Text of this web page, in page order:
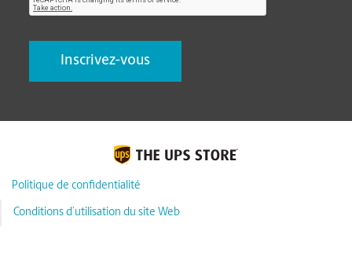
Politique de confidentialité
Conditions d’utilisation du site Web